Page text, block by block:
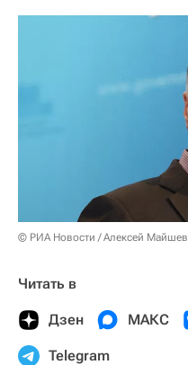
© РИА Новости / Алексей Майшев
Читать в
Дзен МАКС
Telegram